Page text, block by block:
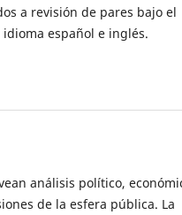
a revisión de pares bajo el
español e inglés.
análisis político,
de la esfera pública. La